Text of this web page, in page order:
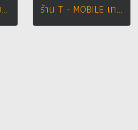
ผลงานการออกแบบร้าน บริษัทเฟอร์สตูดิโอดีไซน์ ทั้งรูปแบบตกแต่งทั้งร้าน และคีออส หรือจะเป็นเฟอร์นิเจอร์ ร้าน T - MOBILE เทสโก้โลตัส กุฉินารายณ์ จ. กาฬสินธุ์